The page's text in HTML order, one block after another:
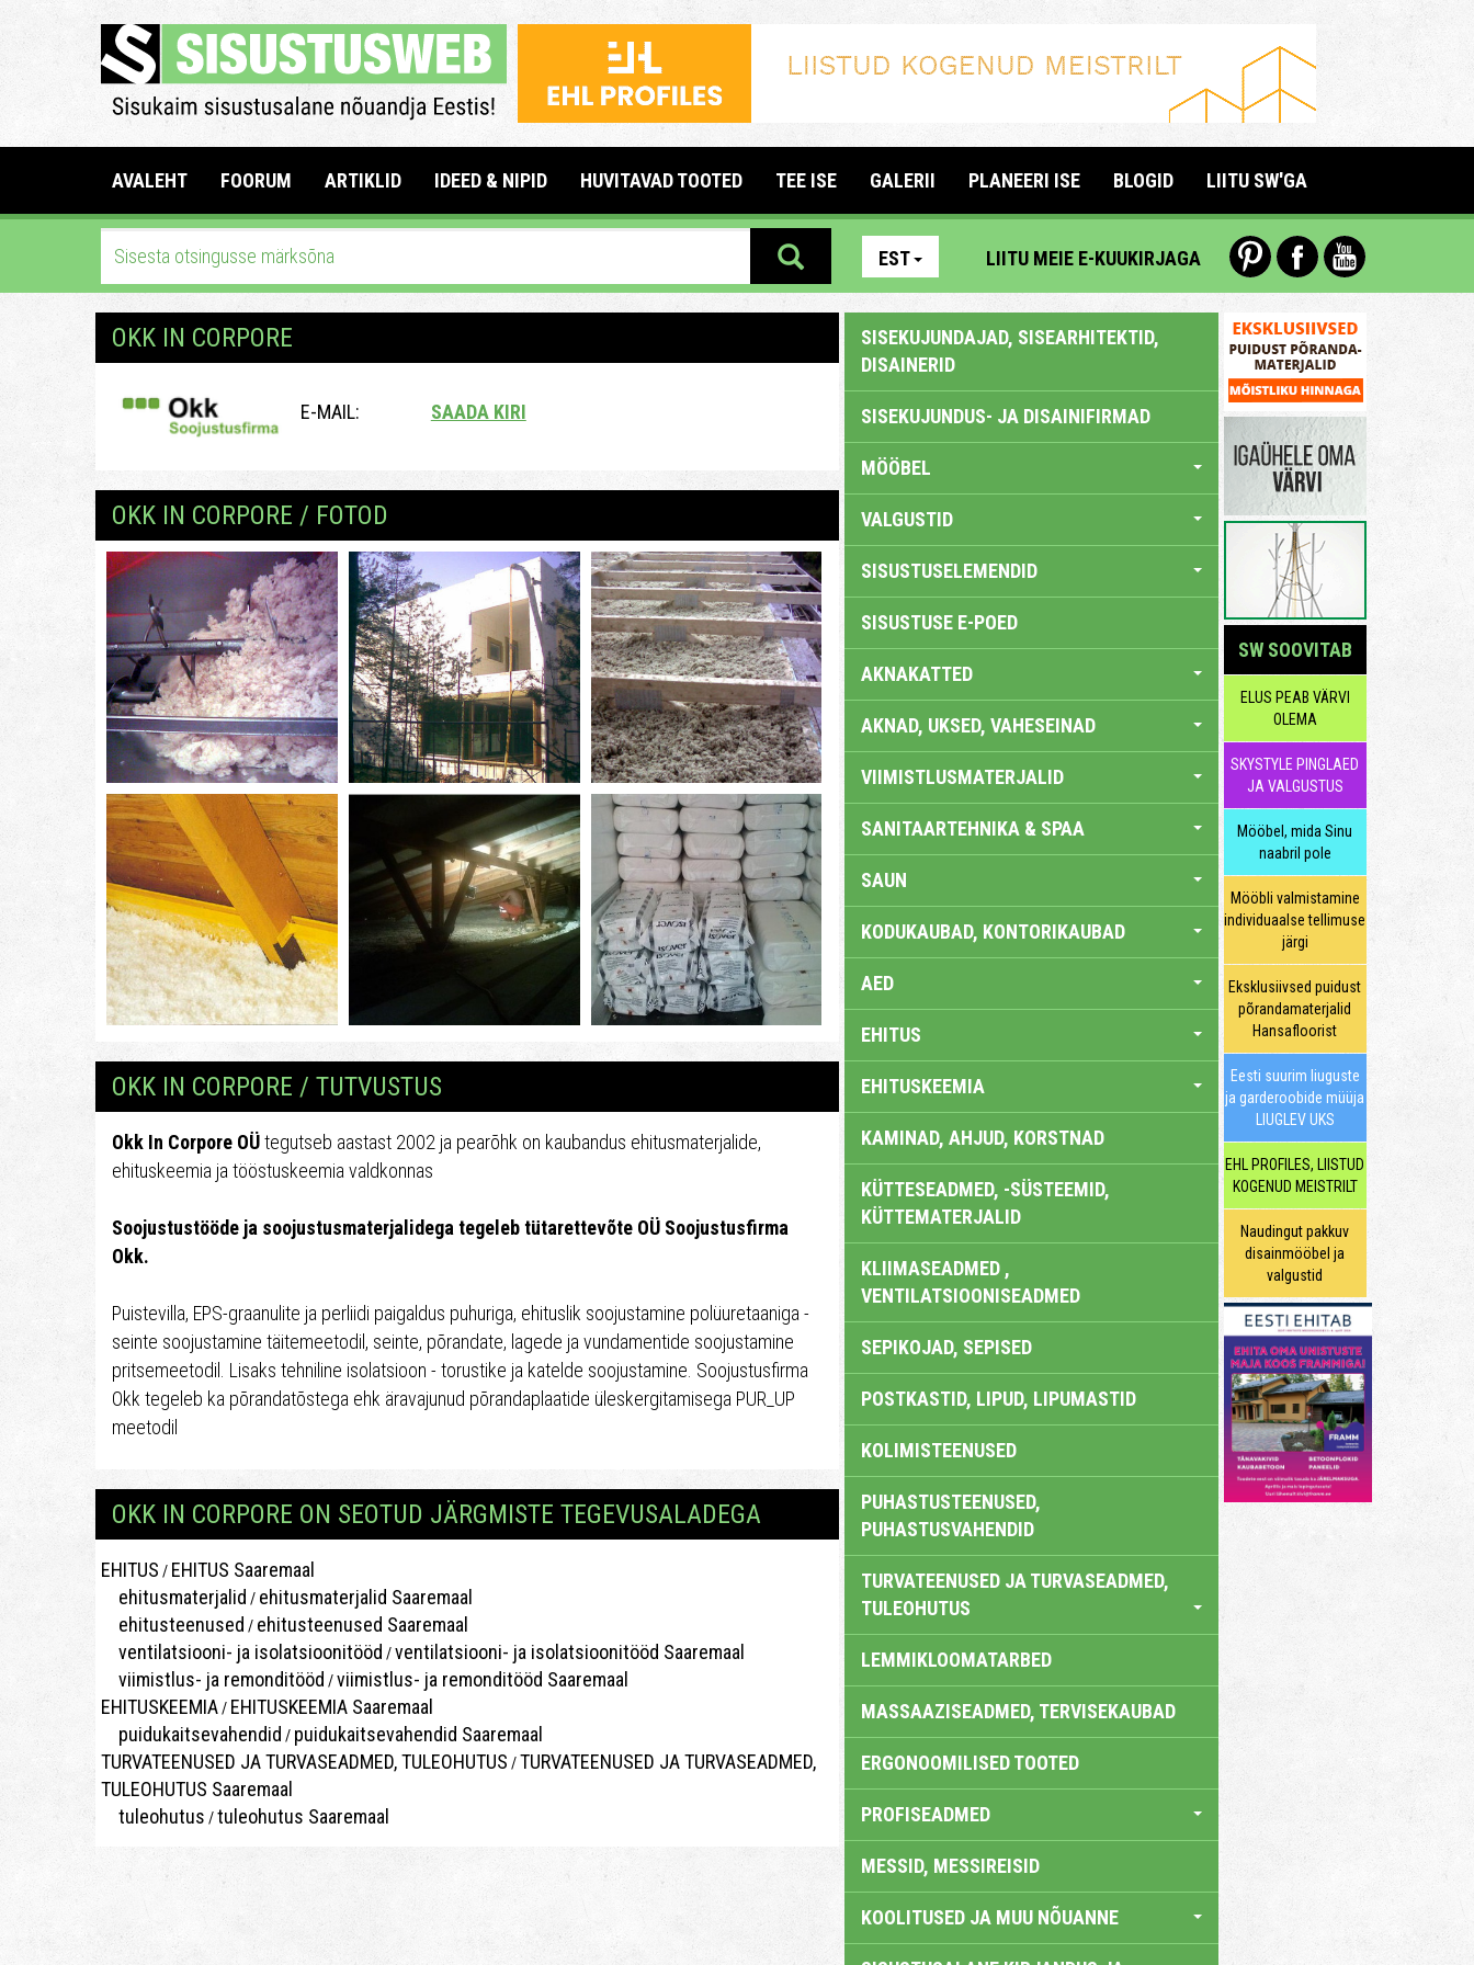
AVALEHT FOORUM ARTIKLID IDEED & NIPID HUVITAVAD TOOTED TEE ISE GALERII PLANEERI ISE BLOGID LIITU SW'GA
EST LIITU MEIE E-KUUKIRJAGA
OKK IN CORPORE
E-MAIL: SAADA KIRI
OKK IN CORPORE / FOTOD
OKK IN CORPORE / TUTVUSTUS
Okk In Corpore OÜtegutseb aastast 2002 ja pearõhk on kaubandus ehitusmaterjalide,
ehituskeemia ja tööstuskeemia valdkonnas
Soojustustööde ja soojustusmaterjalidega tegeleb tütarettevõte OÜ Soojustusfirma
Okk.
Puistevilla, EPS-graanulite ja perliidi paigaldus puhuriga, ehituslik soojustamine polüuretaaniga -
seinte soojustamine täitemeetodil, seinte, põrandate, lagede ja vundamentide soojustamine
pritsemeetodil. Lisaks tehniline isolatsioon - torustike ja katelde soojustamine. Soojustusfirma
Okk tegeleb ka põrandatõstega ehk äravajunud põrandaplaatide üleskergitamisega PUR_UP
meetodil
OKK IN CORPORE ON SEOTUD JÄRGMISTE TEGEVUSALADEGA
EHITUS / EHITUS Saaremaal
ehitusmaterjalid / ehitusmaterjalid Saaremaal
ehitusteenused / ehitusteenused Saaremaal
ventilatsiooni- ja isolatsioonitööd /ventilatsiooni- ja isolatsioonitööd Saaremaal
viimistlus- ja remonditööd /viimistlus- ja remonditööd Saaremaal
EHITUSKEEMIA/ EHITUSKEEMIA Saaremaal
puidukaitsevahendid / puidukaitsevahendid Saaremaal
TURVATEENUSED JA TURVASEADMED, TULEOHUTUS /TURVATEENUSED JA TURVASEADMED,
TULEOHUTUS Saaremaal
tuleohutus /tuleohutus Saaremaal
SISEKUJUNDAJAD, SISEARHITEKTID,
DISAINERID
SISEKUJUNDUS- JA DISAINIFIRMAD
MÖÖBEL
VALGUSTID
SISUSTUSELEMENDID
SISUSTUSE E-POED
AKNAKATTED
AKNAD, UKSED, VAHESEINAD
VIIMISTLUSMATERJALID
SANITAARTEHNIKA & SPAA
SAUN
KODUKAUBAD, KONTORIKAUBAD
AED
EHITUS
EHITUSKEEMIA
KAMINAD, AHJUD, KORSTNAD
KÜTTESEADMED, -SÜSTEEMID,
KÜTTEMATERJALID
KLIIMASEADMED ,
VENTILATSIOONISEADMED
SEPIKOJAD, SEPISED
POSTKASTID, LIPUD, LIPUMASTID
KOLIMISTEENUSED
PUHASTUSTEENUSED,
PUHASTUSVAHENDID
TURVATEENUSED JA TURVASEADMED,
TULEOHUTUS
LEMMIKLOOMATARBED
MASSAAZISEADMED, TERVISEKAUBAD
ERGONOOMILISED TOOTED
PROFISEADMED
MESSID, MESSIREISID
KOOLITUSED JA MUU NÕUANNE
SW SOOVITAB
ELUS PEAB VÄRVI
OLEMA
SKYSTYLE PINGLAED
JA VALGUSTUS
Mööbel, mida Sinu
naabril pole
Mööbli valmistamine
individuaalse tellimuse
järgi
Eksklusiivsed puidust
põrandamaterjalid
Hansafloorist
Eesti suurim liuguste
ja garderoobide müüja
LIUGLEV UKS
EHL PROFILES, LIISTUD
KOGENUD MEISTRILT
Naudingut pakkuv
disainmööbel ja
valgustid